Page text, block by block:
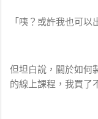
「咦？或許我也可以
但坦白說，關於如何
的線上課程，我買了